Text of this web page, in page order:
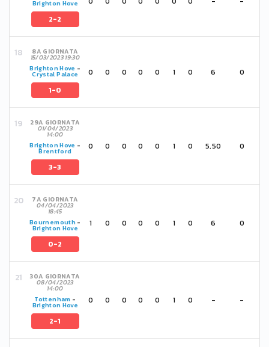
Brighton Hove
2-2
8A GIORNATA
15/03/2023 19:30
Brighton Hove -
Crystal Palace
1-0
0 0 0 0 0 1 0 6 0
29A GIORNATA
01/04/2023
14:00
Brighton Hove -
Brentford
3-3
0 0 0 0 0 1 0 5,50 0
7A GIORNATA
04/04/2023
18:45
Bournemouth-
Brighton Hove
0-2
1 0 0 0 0 1 0 6 0
30A GIORNATA
08/04/2023
14:00
Tottenham -
Brighton Hove
2-1
0 0 0 0 0 1 0 - -